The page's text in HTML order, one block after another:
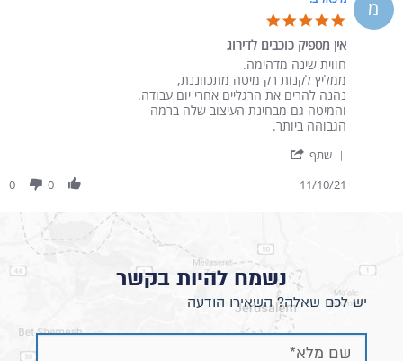
מ
אין מספיק כוכבים לדירוג
Review by מיכאל ב. on 11 Oct 2021
review stating אין מספיק כוכבים לדירוג
חווית שינה מדהימה.
ממליץ לקנות רק מיטה מתכווננת,
נהנה להרים את הרגליים אחרי יום עבודה.
והמיטה גם מבחינת העיצוב שלה ברמה
הגבוהה ביותר.
שתף
11/10/21
0
0
נשמח להיות בקשר
יש לכם שאלה? השאירו הודעה